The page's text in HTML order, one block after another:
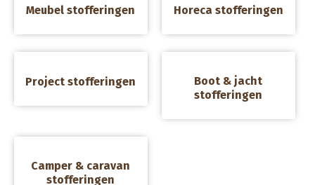
Meubel stofferingen
Horeca stofferingen
Project stofferingen
Boot & jacht
stofferingen
Camper & caravan
stofferingen